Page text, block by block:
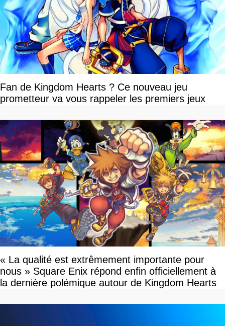
Fan de Kingdom Hearts ? Ce nouveau jeu
prometteur va vous rappeler les premiers jeux
« La qualité est extrêmement importante pour
nous » Square Enix répond enfin officiellement à
la dernière polémique autour de Kingdom Hearts